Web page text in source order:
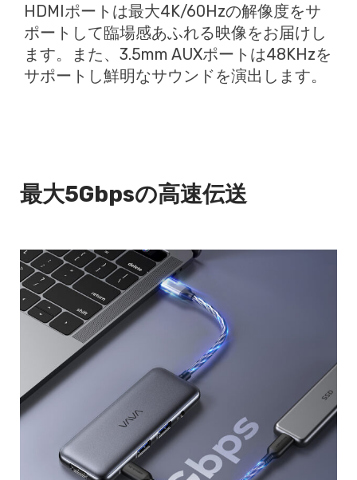
HDMIポートは最大4K/60Hzの解像度をサ
ポートして臨場感あふれる映像をお届けし
ます。また、3.5mm AUXポートは48KHzを
サポートし鮮明なサウンドを演出します。
最大5Gbpsの高速伝送